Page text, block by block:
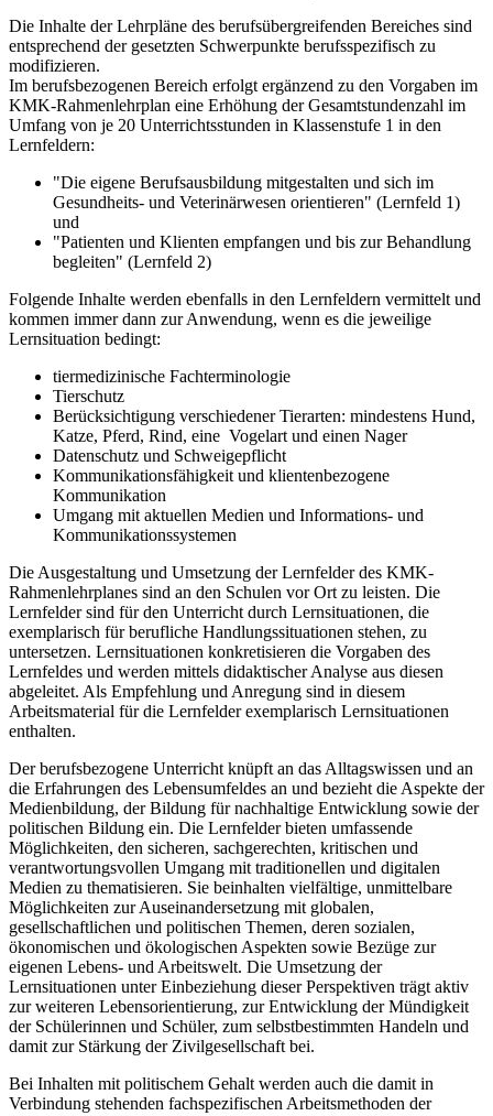
Die Inhalte der Lehrpläne des berufsübergreifenden Bereiches sind
entsprechend der gesetzten Schwerpunkte berufsspezifisch zu
modifizieren.
Im berufsbezogenen Bereich erfolgt ergänzend zu den Vorgaben im
KMK-Rahmenlehrplan eine Erhöhung der Gesamtstundenzahl im
Umfang von je 20 Unterrichtsstunden in Klassenstufe 1 in den
Lernfeldern:
"Die eigene Berufsausbildung mitgestalten und sich im
Gesundheits- und Veterinärwesen orientieren" (Lernfeld 1)
und
"Patienten und Klienten empfangen und bis zur Behandlung
begleiten" (Lernfeld 2)
Folgende Inhalte werden ebenfalls in den Lernfeldern vermittelt und
kommen immer dann zur Anwendung, wenn es die jeweilige
Lernsituation bedingt:
tiermedizinische Fachterminologie
Tierschutz
Berücksichtigung verschiedener Tierarten: mindestens Hund,
Katze, Pferd, Rind, eine Vogelart und einen Nager
Datenschutz und Schweigepflicht
Kommunikationsfähigkeit und klientenbezogene
Kommunikation
Umgang mit aktuellen Medien und Informations- und
Kommunikationssystemen
Die Ausgestaltung und Umsetzung der Lernfelder des KMK-
Rahmenlehrplanes sind an den Schulen vor Ort zu leisten. Die
Lernfelder sind für den Unterricht durch Lernsituationen, die
exemplarisch für berufliche Handlungssituationen stehen, zu
untersetzen. Lernsituationen konkretisieren die Vorgaben des
Lernfeldes und werden mittels didaktischer Analyse aus diesen
abgeleitet. Als Empfehlung und Anregung sind in diesem
Arbeitsmaterial für die Lernfelder exemplarisch Lernsituationen
enthalten.
Der berufsbezogene Unterricht knüpft an das Alltagswissen und an
die Erfahrungen des Lebensumfeldes an und bezieht die Aspekte der
Medienbildung, der Bildung für nachhaltige Entwicklung sowie der
politischen Bildung ein. Die Lernfelder bieten umfassende
Möglichkeiten, den sicheren, sachgerechten, kritischen und
verantwortungsvollen Umgang mit traditionellen und digitalen
Medien zu thematisieren. Sie beinhalten vielfältige, unmittelbare
Möglichkeiten zur Auseinandersetzung mit globalen,
gesellschaftlichen und politischen Themen, deren sozialen,
ökonomischen und ökologischen Aspekten sowie Bezüge zur
eigenen Lebens- und Arbeitswelt. Die Umsetzung der
Lernsituationen unter Einbeziehung dieser Perspektiven trägt aktiv
zur weiteren Lebensorientierung, zur Entwicklung der Mündigkeit
der Schülerinnen und Schüler, zum selbstbestimmten Handeln und
damit zur Stärkung der Zivilgesellschaft bei.
Bei Inhalten mit politischem Gehalt werden auch die damit in
Verbindung stehenden fachspezifischen Arbeitsmethoden der